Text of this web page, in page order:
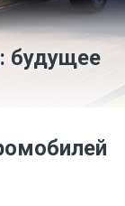
будущее